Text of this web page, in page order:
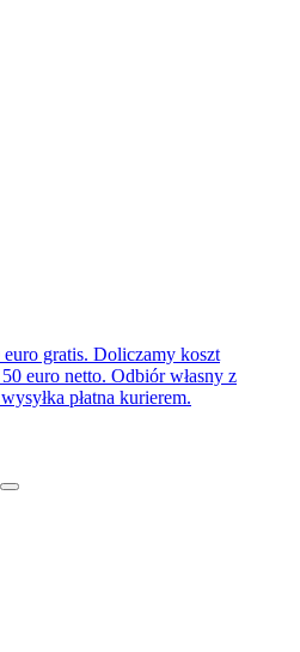
gratis. Doliczamy koszt
euro netto. Odbiór własny z
płatna kurierem.